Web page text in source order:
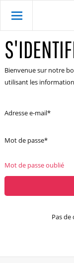
Bienvenue sur notre
utilisant les
Adresse e-mail*
Mot de passe*
Mot de passe oublié
Pas de